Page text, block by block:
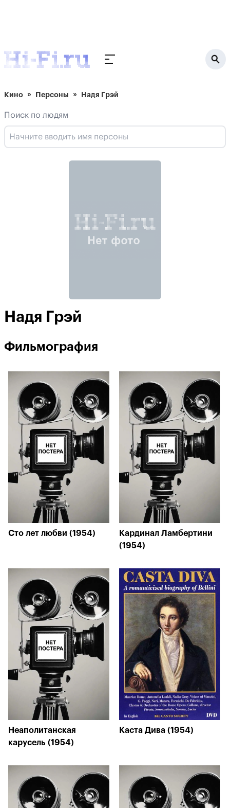
Кино Персоны Надя Грэй
Поиск по людям
Надя Грэй
Фильмография
Сто лет любви (1954)
Кардинал Ламбертини
(1954)
Неаполитанская
карусель (1954)
Каста Дива (1954)